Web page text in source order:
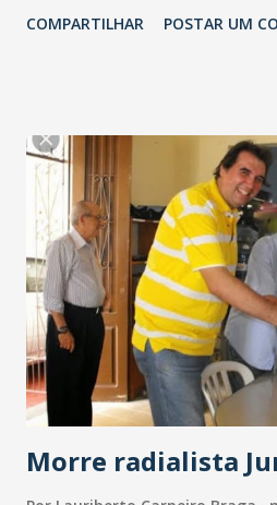
(PE), no estádio Cornélio de
Richard; Cristovam, Tiago Alves,
Lucas; Edinho, Fernando Sobral
Leandro Carvalho (Wescley) e
Cartão amarelo: Luiz Otávio. O
Luciano; Jamerson, João Paulo
Kevyn; Bruno Sena, Guilherme,
Tarcísio (Renato) e Willian
China. Cartão amarelo: Tarcísio.
Salgueiro 1x3 Ceará. Fortal...
COMPARTILHAR POSTAR UM
Morre radialista